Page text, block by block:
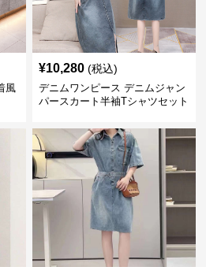
風
¥10,280 (税込)
デニムワンピース デニムジャン
パースカート半袖Tシャツセット